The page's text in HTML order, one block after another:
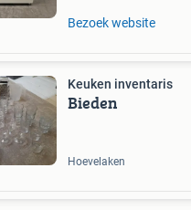
Bezoek website
Keuken inventaris
Bieden
Hoevelaken